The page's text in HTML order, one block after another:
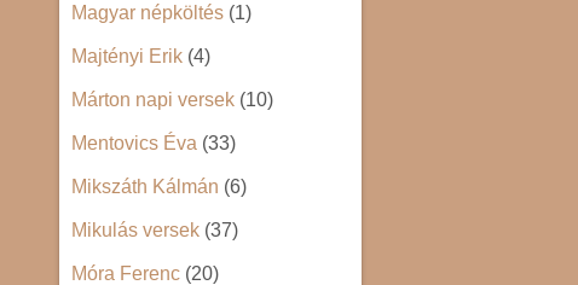
Magyar népköltés (1)
Majtényi Erik (4)
Márton napi versek (10)
Mentovics Éva (33)
Mikszáth Kálmán (6)
Mikulás versek (37)
Móra Ferenc (20)